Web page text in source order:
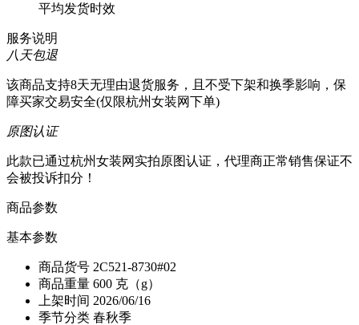
平均发货时效
服务说明
八天包退
该商品支持8天无理由退货服务，且不受下架和换季影响，保
障买家交易安全(仅限杭州女装网下单)
原图认证
此款已通过杭州女装网实拍原图认证，代理商正常销售保证不
会被投诉扣分！
商品参数
基本参数
商品货号 2C521-8730#02
商品重量 600 克（g）
上架时间 2026/06/16
季节分类 春秋季